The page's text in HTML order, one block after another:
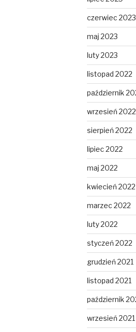
czerwiec 2023
maj 2023
luty 2023
listopad 2022
październik
wrzesień 2022
sierpień 2022
lipiec 2022
maj 2022
kwiecień 2022
marzec 2022
luty 2022
styczeń 2022
grudzień 2021
listopad 2021
październik
wrzesień 2021